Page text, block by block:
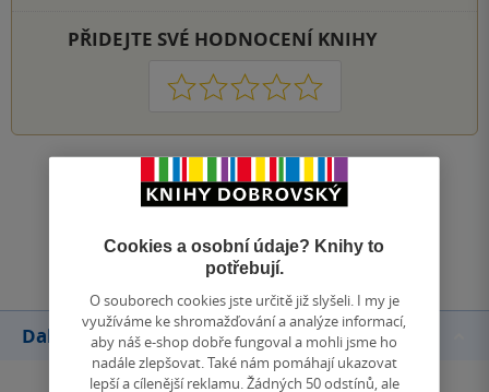
PŘIDEJTE SVÉ HODNOCENÍ KNIHY
1 2 3 4 5
Zobrazit všechna hodnocení
Přidat hodnocení
Další knihy autora
Cookies a osobní údaje? Knihy to
potřebují.
O souborech cookies jste určitě již slyšeli. I my je
využíváme ke shromažďování a analýze informací,
aby náš e-shop dobře fungoval a mohli jsme ho
nadále zlepšovat. Také nám pomáhají ukazovat
lepší a cílenější reklamu. Žádných 50 odstínů, ale